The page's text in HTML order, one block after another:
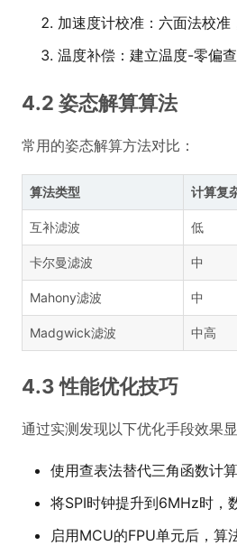
加速度计校准：六面法校
温度补偿：建立温度-零偏
4.2 姿态解算算法
常用的姿态解算方法对比：
算法类型 计算复
互补滤波 低
卡尔曼滤波 中
Mahony滤波 中
Madgwick滤波 中高
4.3 性能优化技巧
通过实测发现以下优化手段效果显
使用查表法替代三角函数计
将SPI时钟提升到6MHz时，
启用MCU的FPU单元后，算